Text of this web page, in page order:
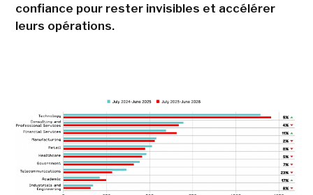
confiance pour rester invisibles et accélérer
leurs opérations.